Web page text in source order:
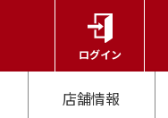
ログイン
店舗情報